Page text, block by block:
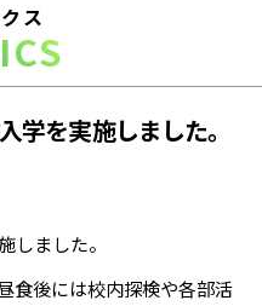
ス
を実施しました。
しました。
食後には校内探検や各部活